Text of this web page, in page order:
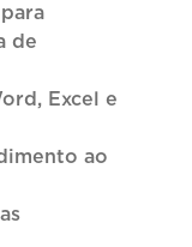
de
Excel e
ao